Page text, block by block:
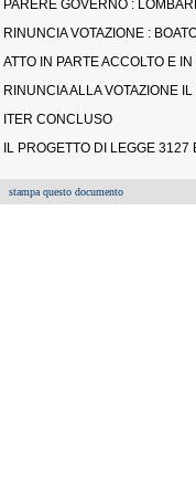
PARERE GOVERNO :
RINUNCIA VOTAZIONE :
ATTO IN PARTE ACCOLTO E
RINUNCIA ALLA VOTAZIONE
ITER CONCLUSO
IL PROGETTO DI LEGGE
stampa questo documento